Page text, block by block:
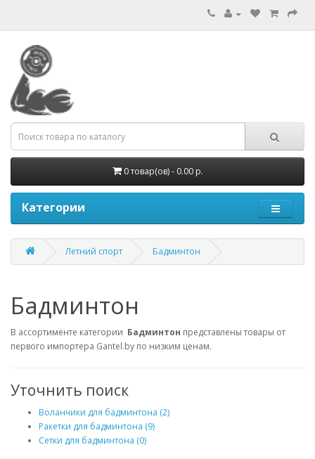
0 товар(ов) - 0.00 р.
Категории
Летний спорт Бадминтон
Бадминтон
В ассортименте категории Бадминтон представлены товары от
первого импортера Gantel.by по низким ценам.
Уточнить поиск
Воланчики для бадминтона (2)
Ракетки для бадминтона (9)
Сетки для бадминтона (0)